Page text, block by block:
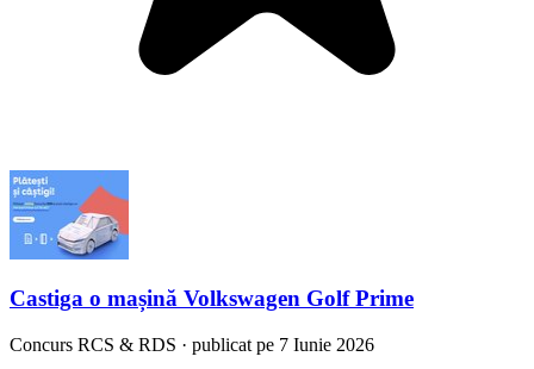
Castiga o mașină Volkswagen Golf Prime
Concurs RCS & RDS · publicat pe 7 Iunie 2026